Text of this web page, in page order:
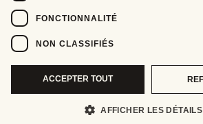
FONCTIONNALITÉ
NON CLASSIFIÉS
ACCEPTER TOUT
AFFICHER LES DÉTAILS